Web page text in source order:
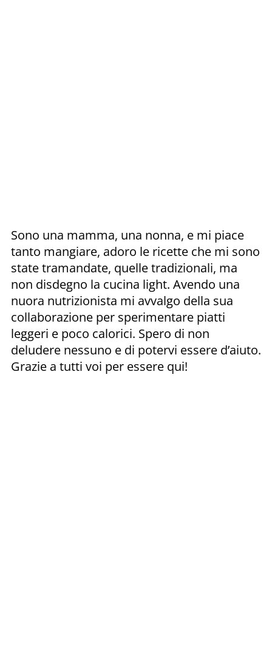
Sono una mamma, una nonna, e mi piace
tanto mangiare, adoro le ricette che mi sono
state tramandate, quelle tradizionali, ma
non disdegno la cucina light. Avendo una
nuora nutrizionista mi avvalgo della sua
collaborazione per sperimentare piatti
leggeri e poco calorici. Spero di non
deludere nessuno e di potervi essere d’aiuto.
Grazie a tutti voi per essere qui!